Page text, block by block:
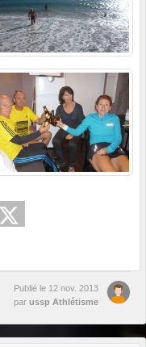
Publié le 12 nov. 2013
par ussp Athlétisme